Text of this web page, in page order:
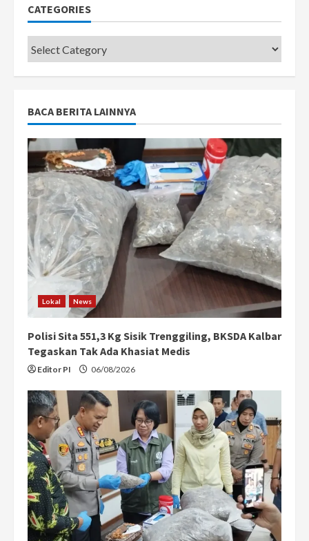
CATEGORIES
Categories
BACA BERITA LAINNYA
Lokal News
Polisi Sita 551,3 Kg Sisik Trenggiling, BKSDA Kalbar
Tegaskan Tak Ada Khasiat Medis
Editor PI 06/08/2026